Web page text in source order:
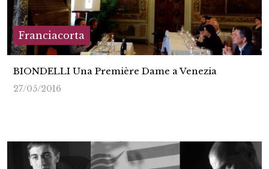
Franciacorta
BIONDELLI Una Première Dame a Venezia
27/05/2016